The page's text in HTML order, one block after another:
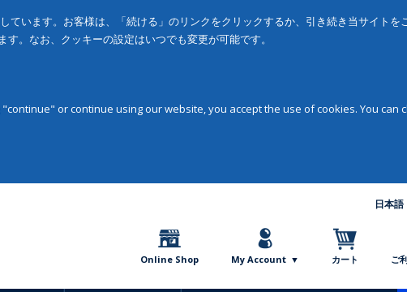
います。お客様は、「続ける」のリンクをクリックするか、引き続き当サイトを
。なお、クッキーの設定はいつでも変更が可能です。
or continue using our website, you accept the use of cookies. You can
日本語
Online Shop My Account カート ご